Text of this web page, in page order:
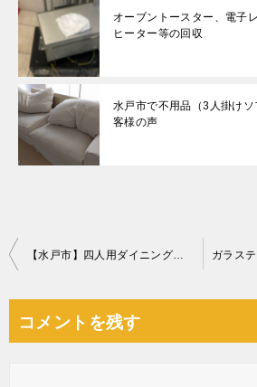
オーブントースター、電子
ヒーター等の回収
水戸市で不用品（3人掛け
客様の声
投
ビ
【水戸市】四人用ダイニングテーブル、ソファー等の回収・処分
コメントを残す